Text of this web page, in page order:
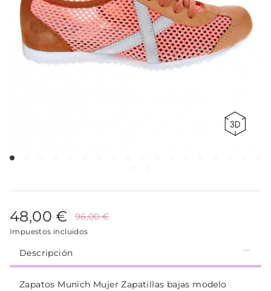
48,00 € 96,00 €
Impuestos incluidos
Descripción
Zapatos Munich Mujer Zapatillas bajas modelo